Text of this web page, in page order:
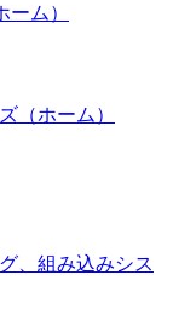
ム）
（ホーム）
、組み込みシス